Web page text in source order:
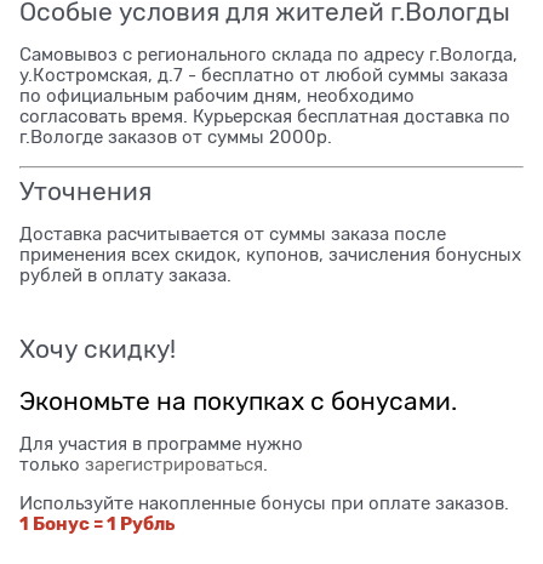
Особые условия для жителей г.Вологды
Самовывоз с регионального склада по адресу г.Вологда,
у.Костромская, д.7 - бесплатно от любой суммы заказа
по официальным рабочим дням, необходимо
согласовать время. Курьерская бесплатная доставка по
г.Вологде заказов от суммы 2000р.
Уточнения
Доставка расчитывается от суммы заказа после
применения всех скидок, купонов, зачисления бонусных
рублей в оплату заказа.
Хочу скидку!
Экономьте на покупках с бонусами.
Для участия в программе нужно
только зарегистрироваться
Используйте накопленные бонусы при оплате заказов.
1 Бонус = 1 Рубль